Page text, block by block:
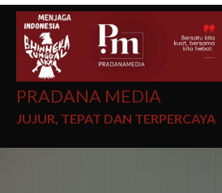
PRADANA MEDIA
JUJUR, TEPAT DAN TERPERCAYA